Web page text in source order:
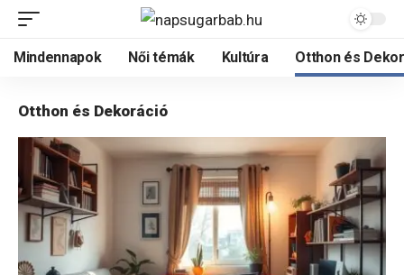
Mindennapok Női témák Kultúra Otthon és
Otthon és Dekoráció